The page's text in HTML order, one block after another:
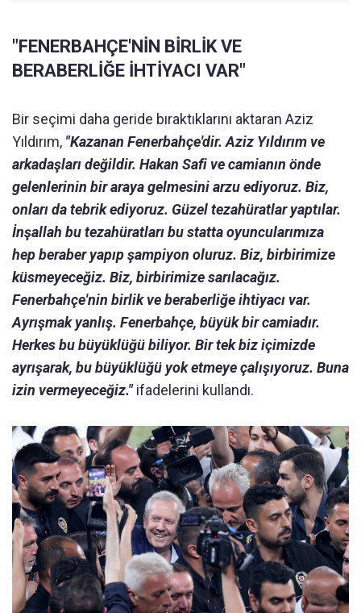
"FENERBAHÇE'NİN BİRLİK VE
BERABERLİĞE İHTİYACI VAR"
Bir seçimi daha geride bıraktıklarını aktaran Aziz
Yıldırım, "Kazanan Fenerbahçe'dir. Aziz Yıldırım ve
arkadaşları değildir. Hakan Safi ve camianın önde
gelenlerinin bir araya gelmesini arzu ediyoruz. Biz,
onları da tebrik ediyoruz. Güzel tezahüratlar yaptılar.
İnşallah bu tezahüratları bu statta oyuncularımıza
hep beraber yapıp şampiyon oluruz. Biz, birbirimize
küsmeyeceğiz. Biz, birbirimize sarılacağız.
Fenerbahçe'nin birlik ve beraberliğe ihtiyacı var.
Ayrışmak yanlış. Fenerbahçe, büyük bir camiadır.
Herkes bu büyüklüğü biliyor. Bir tek biz içimizde
ayrışarak, bu büyüklüğü yok etmeye çalışıyoruz. Buna
izin vermeyeceğiz."ifadelerini kullandı.